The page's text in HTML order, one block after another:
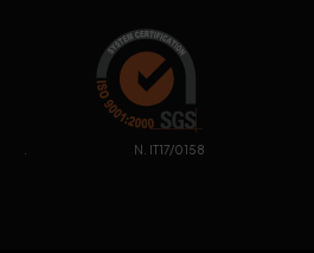
. N. IT17/0158